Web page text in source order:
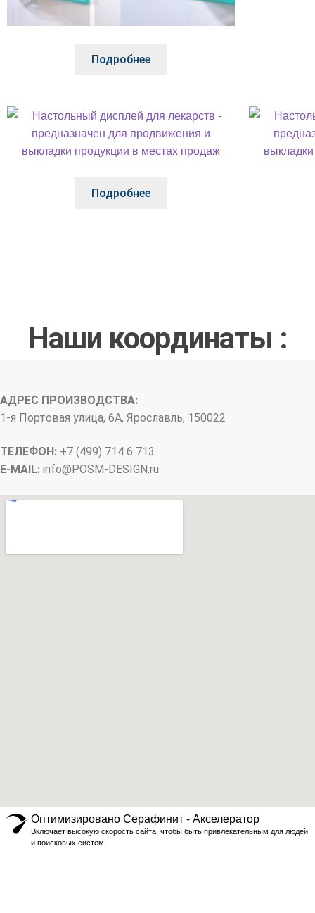
Подробнее
Подробнее
Наши координаты :
АДРЕС ПРОИЗВОДСТВА:
1-я Портовая улица, 6А, Ярославль, 150022
ТЕЛЕФОН: +7 (499) 714 6 713
E-MAIL: info@POSM-DESIGN.ru
Оптимизировано Серафинит - Акселератор
Включает высокую скорость сайта, чтобы быть привлекательным для людей
и поисковых систем.